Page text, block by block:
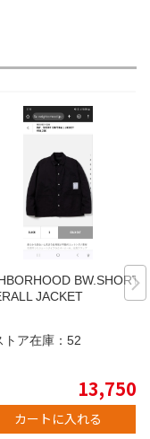
BW.SHORT
JACKET
トア在庫： 52
13,750
カートに入れる